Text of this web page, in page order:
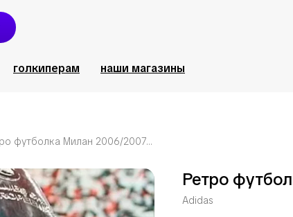
голкиперам наши магазины
Ретро футболка Милан 2006/2007 финал ЛЧ
Ретро
Adidas